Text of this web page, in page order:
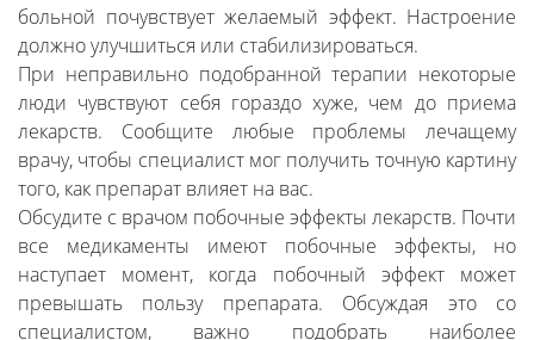
больной почувствует желаемый эффект. Настроение
должно улучшиться или стабилизироваться.
При неправильно подобранной терапии некоторые
люди чувствуют себя гораздо хуже, чем до приема
лекарств. Сообщите любые проблемы лечащему
врачу, чтобы специалист мог получить точную картину
того, как препарат влияет на вас.
Обсудите с врачом побочные эффекты лекарств. Почти
все медикаменты имеют побочные эффекты, но
наступает момент, когда побочный эффект может
превышать пользу препарата. Обсуждая это со
специалистом, важно подобрать наиболее